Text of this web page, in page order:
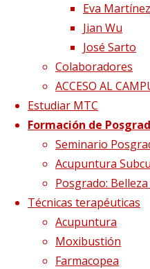
Eva Martínez
Jian Wu
José Sarto
Colaboradores
ACCESO AL
Estudiar MTC
Formación de
Seminario
Acupuntura
Posgrado:
Técnicas terapéuticas
Acupuntura
Moxibustión
Farmacopea
Página de InicioCon
Con la